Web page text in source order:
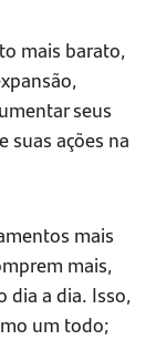
mais barato,
seus
suas ações na
mais
mais,
dia a dia. Isso,
um todo;